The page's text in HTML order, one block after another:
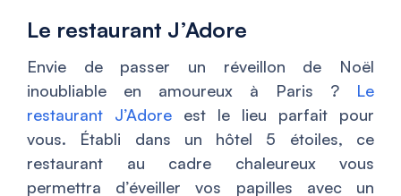
Le restaurant J’Adore
Envie de passer un réveillon de Noël
inoubliable en amoureux à Paris ? Le
restaurant J’Adore est le lieu parfait pour
vous. Établi dans un hôtel 5 étoiles, ce
restaurant au cadre chaleureux vous
permettra d’éveiller vos papilles avec un